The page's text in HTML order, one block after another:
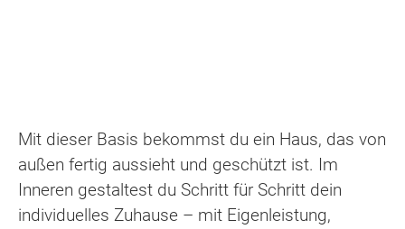
Mit dieser Basis bekommst du ein Haus, das von
außen fertig aussieht und geschützt ist. Im
Inneren gestaltest du Schritt für Schritt dein
individuelles Zuhause – mit Eigenleistung,